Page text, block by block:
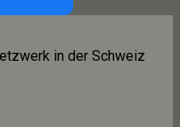
in der Schweiz